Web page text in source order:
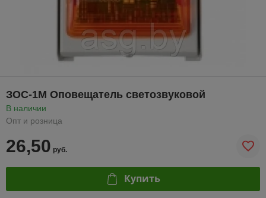
ЗОС-1М Оповещатель светозвуковой
В наличии
Опт и розница
26,50 руб.
Купить